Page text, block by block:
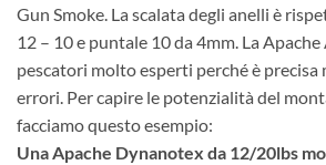
Gun Smoke. La scalata degli anelli è
12 – 10 e puntale 10 da 4mm. La
pescatori molto esperti perché è precisa
errori. Per capire le potenzialità del
facciamo questo esempio:
Una Apache Dynanotex da 12/20lbs